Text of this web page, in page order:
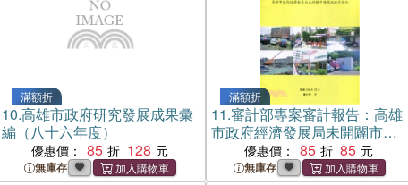
滿額折
10.高雄市政府研究發展成果彙
編（八十六年度）
優惠價： 85 128
無庫存
滿額折
11.審計部專案審計報告：高雄
市政府經濟發展局未開闢市場
用地經管情形
優惠價： 85 85
無庫存